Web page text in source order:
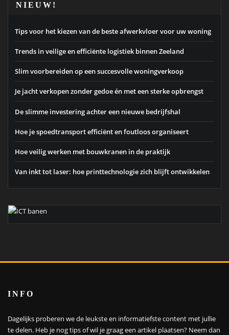
NIEUW!
Tips voor het kiezen van de beste afwerkvloer voor uw woning
Trends in veilige en efficiënte logistiek binnen Zeeland
Slim voorbereiden op een succesvolle woningverkoop
Je jacht verkopen zonder gedoe én met een sterke opbrengst
De slimme investering achter een nieuwe bedrijfshal
Hoe je spoedtransport efficiënt en foutloos organiseert
Hoe veilig werken met bouwkranen in de praktijk
Van inkt tot laser: hoe printtechnologie zich blijft ontwikkelen
INFO
Dagelijks proberen we de leukste en informatiefste content met jullie
te delen. Heb je nog tips of wil je graag een artikel plaatsen? Neem dan